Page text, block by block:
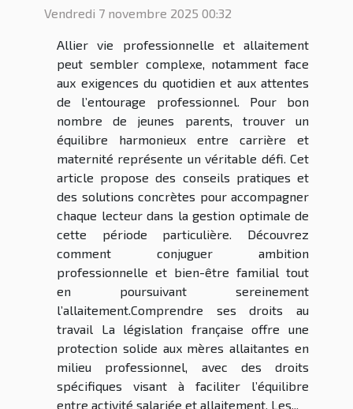
Vendredi 7 novembre 2025 00:32
Allier vie professionnelle et allaitement
peut sembler complexe, notamment face
aux exigences du quotidien et aux attentes
de l’entourage professionnel. Pour bon
nombre de jeunes parents, trouver un
équilibre harmonieux entre carrière et
maternité représente un véritable défi. Cet
article propose des conseils pratiques et
des solutions concrètes pour accompagner
chaque lecteur dans la gestion optimale de
cette période particulière. Découvrez
comment conjuguer ambition
professionnelle et bien-être familial tout
en poursuivant sereinement
l’allaitement.Comprendre ses droits au
travail La législation française offre une
protection solide aux mères allaitantes en
milieu professionnel, avec des droits
spécifiques visant à faciliter l’équilibre
entre activité salariée et allaitement. Les...